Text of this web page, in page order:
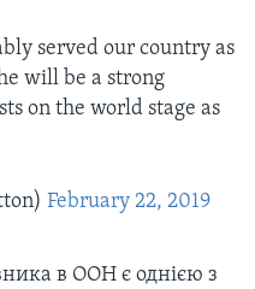
served our country as
will be a strong
on the world stage as
February 22, 2019
в ООН є однією з